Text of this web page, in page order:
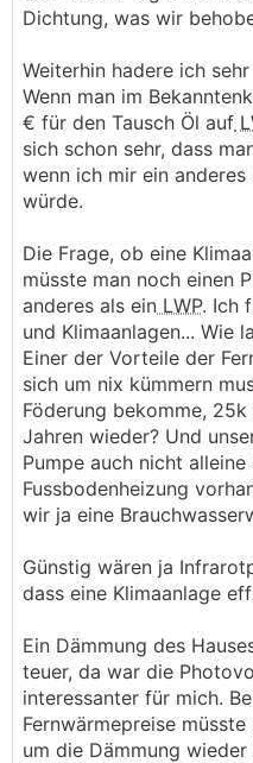
Dichtung, was wir
Weiterhin hadere ich
Wenn man im
€ für den Tausch Öl auf
sich schon sehr, dass
wenn ich mir ein
würde.
Die Frage, ob eine
müsste man noch einen
anderes als ein LWP. Ich
und Klimaanlagen... Wie
Einer der Vorteile der
sich um nix kümmern
Föderung bekomme,
Jahren wieder? Und
Pumpe auch nicht
Fussbodenheizung
wir ja eine
Günstig wären ja
dass eine Klimaanlage
Ein Dämmung des
teuer, da war die
interessanter für mich.
Fernwärmepreise
um die Dämmung wieder